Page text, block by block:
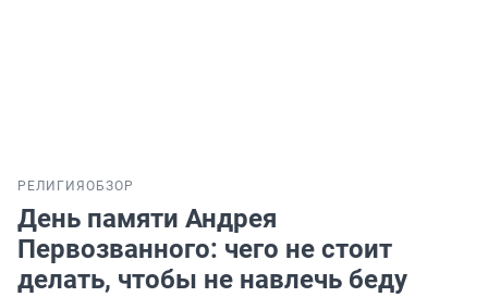
РЕЛИГИЯ ОБЗОР
День памяти Андрея
Первозванного: чего не стоит
делать, чтобы не навлечь беду